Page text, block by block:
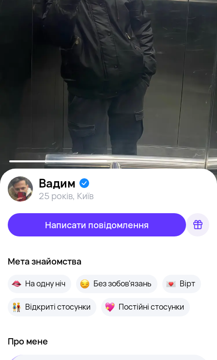
Вадим
25 років, Київ
Написати повідомлення
Мета знайомства
На одну ніч Без зобов'язань Вірт
Відкриті стосунки Постійні стосунки
Про мене